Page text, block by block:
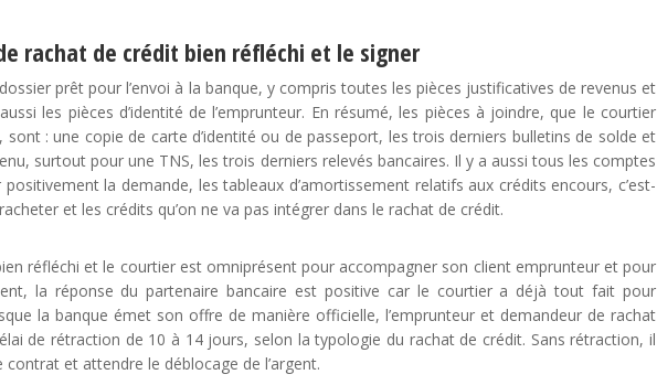
rachat de crédit bien réfléchi et le signer
prêt pour l’envoi à la banque, y compris toutes les pièces justificatives de revenus et
les pièces d’identité de l’emprunteur. En résumé, les pièces à joindre, que le courtier
sont : une copie de carte d’identité ou de passeport, les trois derniers bulletins de solde et
surtout pour une TNS, les trois derniers relevés bancaires. Il y a aussi tous les comptes
la demande, les tableaux d’amortissement relatifs aux crédits encours, c’est-
et les crédits qu’on ne va pas intégrer dans le rachat de crédit.
réfléchi et le courtier est omniprésent pour accompagner son client emprunteur et pour
la réponse du partenaire bancaire est positive car le courtier a déjà tout fait pour
la banque émet son offre de manière officielle, l’emprunteur et demandeur de rachat
de rétraction de 10 à 14 jours, selon la typologie du rachat de crédit. Sans rétraction, il
contrat et attendre le déblocage de l’argent.